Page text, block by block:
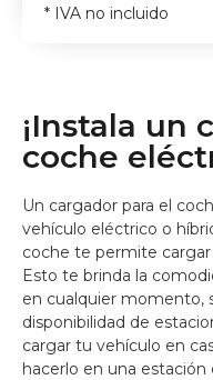
* IVA no incluido
¡Instala un
coche
Un cargador para el
vehículo eléctrico o
coche te permite
Esto te brinda la
en cualquier momento,
disponibilidad de
cargar tu vehículo en
hacerlo en una estación